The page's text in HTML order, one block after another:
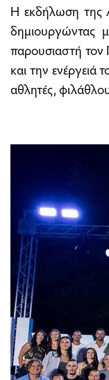
Η εκδήλωση της
δημιουργώντας
παρουσιαστή τον
και την
αθλητές,